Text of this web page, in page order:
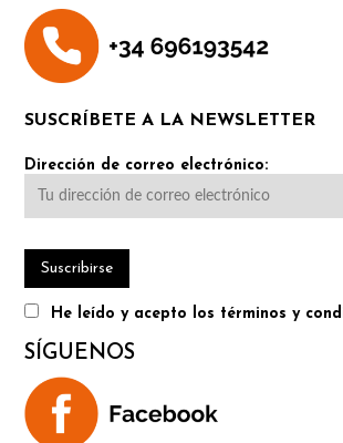
SUSCRÍBETE A LA NEWSLETTER
Dirección de correo electrónico:
He leído y acepto los términos y
SÍGUENOS